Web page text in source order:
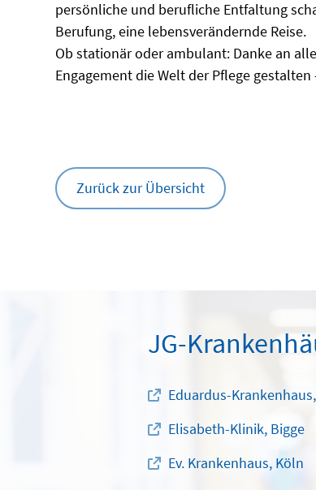
persönliche und berufliche Entfaltung
Berufung, eine lebensverändernde Reise.
Ob stationär oder ambulant: Danke an
Engagement die Welt der Pflege
Zurück zur Übersicht
JG-
Eduardus-
Elisabeth-Klinik, Bigge
Ev. Krankenhaus, Köln